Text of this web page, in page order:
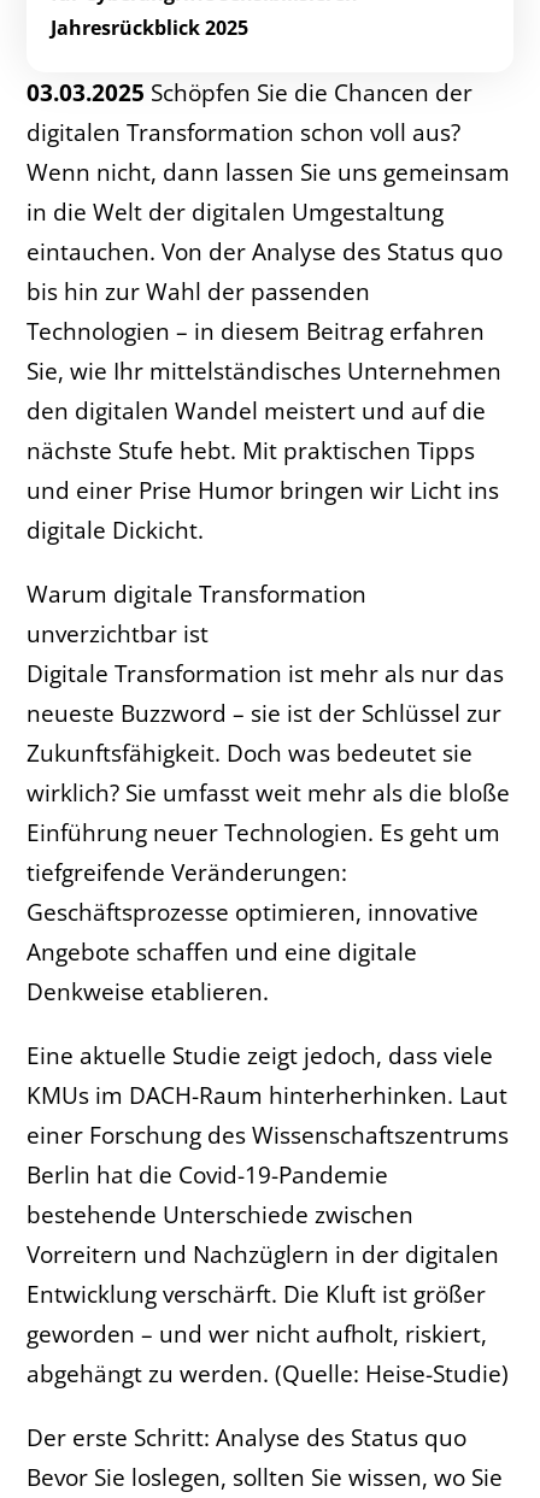
Jahresrückblick 2025
03.03.2025 Schöpfen Sie die Chancen der
digitalen Transformation schon voll aus?
Wenn nicht, dann lassen Sie uns gemeinsam
in die Welt der digitalen Umgestaltung
eintauchen. Von der Analyse des Status quo
bis hin zur Wahl der passenden
Technologien – in diesem Beitrag erfahren
Sie, wie Ihr mittelständisches Unternehmen
den digitalen Wandel meistert und auf die
nächste Stufe hebt. Mit praktischen Tipps
und einer Prise Humor bringen wir Licht ins
digitale Dickicht.
Warum digitale Transformation
unverzichtbar ist
Digitale Transformation ist mehr als nur das
neueste Buzzword – sie ist der Schlüssel zur
Zukunftsfähigkeit. Doch was bedeutet sie
wirklich? Sie umfasst weit mehr als die bloße
Einführung neuer Technologien. Es geht um
tiefgreifende Veränderungen:
Geschäftsprozesse optimieren, innovative
Angebote schaffen und eine digitale
Denkweise etablieren.
Eine aktuelle Studie zeigt jedoch, dass viele
KMUs im DACH-Raum hinterherhinken. Laut
einer Forschung des Wissenschaftszentrums
Berlin hat die Covid-19-Pandemie
bestehende Unterschiede zwischen
Vorreitern und Nachzüglern in der digitalen
Entwicklung verschärft. Die Kluft ist größer
geworden – und wer nicht aufholt, riskiert,
abgehängt zu werden. (Quelle: Heise-Studie)
Der erste Schritt: Analyse des Status quo
Bevor Sie loslegen, sollten Sie wissen, wo Sie